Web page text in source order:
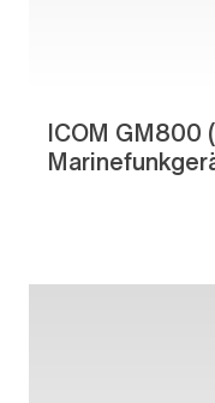
ICOM